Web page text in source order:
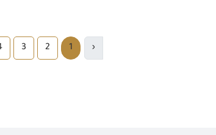
‹
1
2
3